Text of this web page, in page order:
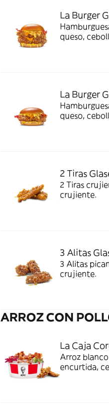
La Burger
queso,
La Burger
queso,
2 Tiras
2 Tiras
crujiente.
3 Alitas
3 Alitas
crujiente.
ARROZ CON
La Caja
Arroz
encurtida,